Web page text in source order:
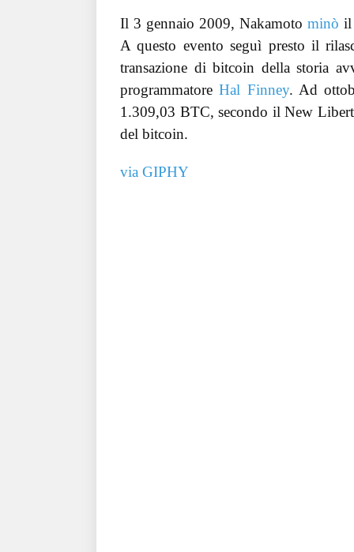
Il 3 gennaio 2009, Nakamoto minò il
A questo evento seguì presto il
transazione di bitcoin della storia
programmatoreHal Finney. Ad
1.309,03 BTC, secondo il New
del bitcoin.
via GIPHY